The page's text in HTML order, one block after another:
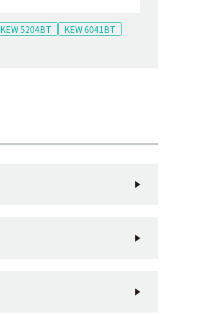
KEW 5204BT
KEW 6041BT